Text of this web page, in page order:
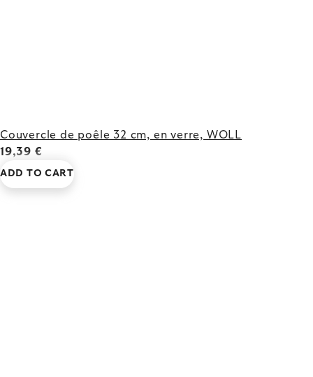
Couvercle de poêle 32 cm, en verre, WOLL
19,39 €
ADD TO CART